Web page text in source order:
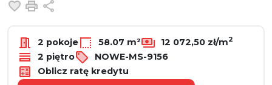
Dodaj do ulubionych
Drukuj
2 pokoje 58.07 m² 12 072,50 zł/m2
2 piętro
NOWE-MS-9156
Oblicz ratę kredytu